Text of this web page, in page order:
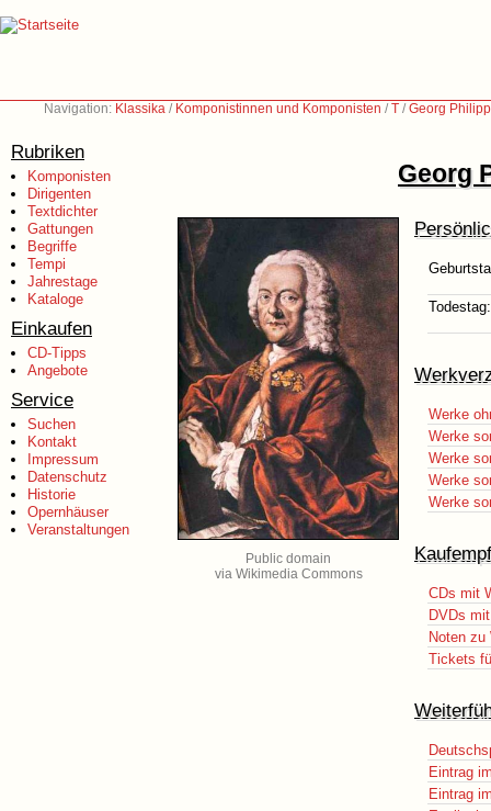
Navigation: Klassika / Komponistinnen und Komponisten /T /Georg
Rubriken
Komponisten
Dirigenten
Textdichter
Gattungen
Begriffe
Tempi
Jahrestage
Kataloge
Einkaufen
CD-Tipps
Angebote
Service
Suchen
Kontakt
Impressum
Datenschutz
Historie
Opernhäuser
Veranstaltungen
Georg
Public domain
via Wikimedia Commons
Todestag:
Werke
Werke
Werke
Werke
Werke
CDs mit
DVDs
Noten zu
Tickets
Eintrag
Eintrag